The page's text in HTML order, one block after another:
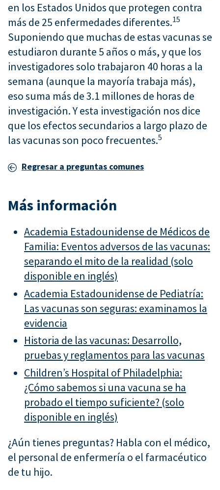
en los Estados Unidos que protegen contra
más de 25 enfermedades diferentes.15
Suponiendo que muchas de estas vacunas se
estudiaron durante 5 años o más, y que los
investigadores solo trabajaron 40 horas a la
semana (aunque la mayoría trabaja más),
eso suma más de 3.1 millones de horas de
investigación. Y esta investigación nos dice
que los efectos secundarios a largo plazo de
las vacunas son poco frecuentes.5
Regresar a preguntas comunes
Más información
Academia Estadounidense de Médicos de
Familia: Eventos adversos de las vacunas:
separando el mito de la realidad (solo
disponible en inglés)
Academia Estadounidense de Pediatría:
Las vacunas son seguras: examinamos la
evidencia
Historia de las vacunas: Desarrollo,
pruebas y reglamentos para las vacunas
Children’s Hospital of Philadelphia:
¿Cómo sabemos si una vacuna se ha
probado el tiempo suficiente? (solo
disponible en inglés)
¿Aún tienes preguntas? Habla con el médico,
el personal de enfermería o el farmacéutico
de tu hijo.